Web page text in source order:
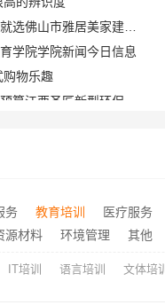
学院学院新闻今日信息
购物乐趣
算江西圣匠新型环保
湖南美学筑家建材：0增项闭口合同局部改造专家
间304材质
施工流程指南
务 教育培训 医疗服务
源材料 环境管理 其他
IT培训 语言培训 文体培训